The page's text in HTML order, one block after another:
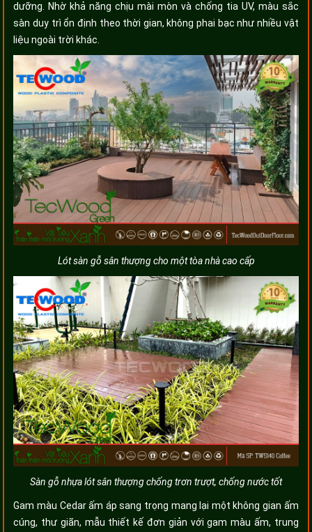
dưỡng. Nhờ khả năng chịu mài mòn và chống tia UV, màu sắc
sàn duy trì ổn định theo thời gian, không phai bạc như nhiều vật
liệu ngoài trời khác.
Lót sàn gỗ sân thượng cho một tòa nhà cao cấp
Sàn gỗ nhựa lót sân thượng chống trơn trượt, chống nước tốt
Gam màu Cedar ấm áp sang trọng mang lại một không gian ấm
cúng, thư giãn, mẫu thiết kế đơn giản với gam màu ấm, trung